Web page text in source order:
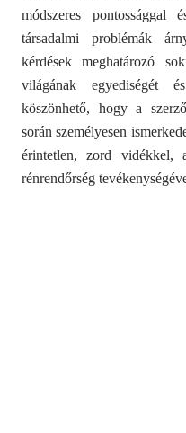
módszeres pontossággal
társadalmi problémák
kérdések meghatározó
világának egyediségét
köszönhető, hogy a
során személyesen
érintetlen, zord vidékkel,
rénrendőrség